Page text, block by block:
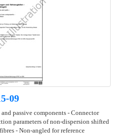
09
passive components - Connector
parameters of non-dispersion shifted
- Non-angled for reference